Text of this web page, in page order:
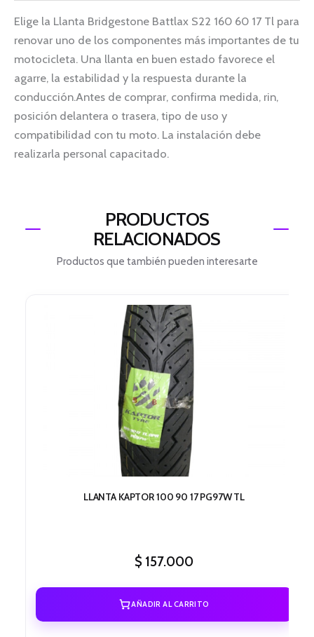
Elige la Llanta Bridgestone Battlax S22 160 60 17 Tl para
renovar uno de los componentes más importantes de tu
motocicleta. Una llanta en buen estado favorece el
agarre, la estabilidad y la respuesta durante la
conducción.Antes de comprar, confirma medida, rin,
posición delantera o trasera, tipo de uso y
compatibilidad con tu moto. La instalación debe
realizarla personal capacitado.
PRODUCTOS
RELACIONADOS
Productos que también pueden interesarte
LLANTA KAPTOR 100 90 17 PG97W TL
$ 157.000
AÑADIR AL CARRITO